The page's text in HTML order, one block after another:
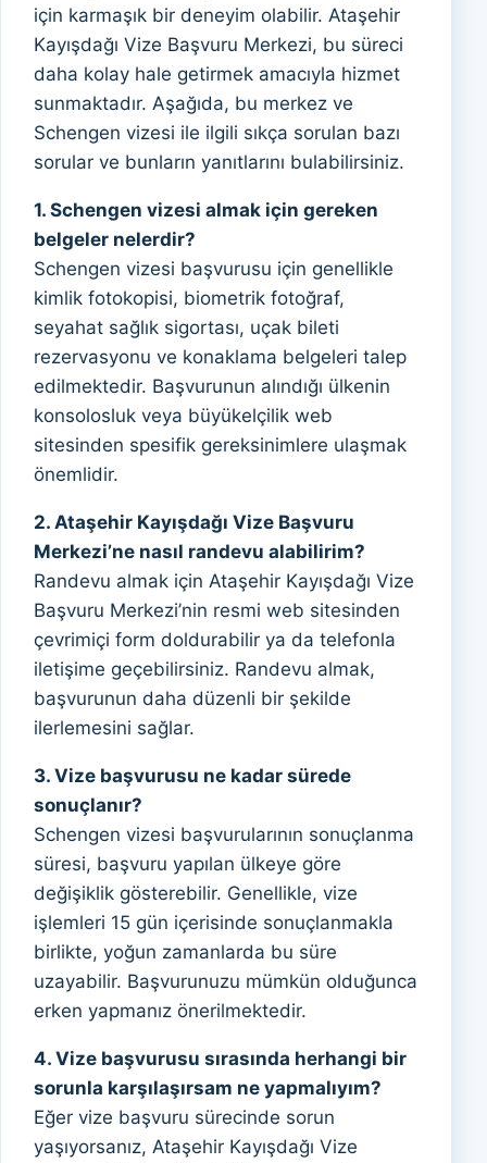
için karmaşık bir deneyim olabilir. Ataşehir
Kayışdağı Vize Başvuru Merkezi, bu süreci
daha kolay hale getirmek amacıyla hizmet
sunmaktadır. Aşağıda, bu merkez ve
Schengen vizesi ile ilgili sıkça sorulan bazı
sorular ve bunların yanıtlarını bulabilirsiniz.
1. Schengen vizesi almak için gereken
belgeler nelerdir?
Schengen vizesi başvurusu için genellikle
kimlik fotokopisi, biometrik fotoğraf,
seyahat sağlık sigortası, uçak bileti
rezervasyonu ve konaklama belgeleri talep
edilmektedir. Başvurunun alındığı ülkenin
konsolosluk veya büyükelçilik web
sitesinden spesifik gereksinimlere ulaşmak
önemlidir.
2. Ataşehir Kayışdağı Vize Başvuru
Merkezi’ne nasıl randevu alabilirim?
Randevu almak için Ataşehir Kayışdağı Vize
Başvuru Merkezi’nin resmi web sitesinden
çevrimiçi form doldurabilir ya da telefonla
iletişime geçebilirsiniz. Randevu almak,
başvurunun daha düzenli bir şekilde
ilerlemesini sağlar.
3. Vize başvurusu ne kadar sürede
sonuçlanır?
Schengen vizesi başvurularının sonuçlanma
süresi, başvuru yapılan ülkeye göre
değişiklik gösterebilir. Genellikle, vize
işlemleri 15 gün içerisinde sonuçlanmakla
birlikte, yoğun zamanlarda bu süre
uzayabilir. Başvurunuzu mümkün olduğunca
erken yapmanız önerilmektedir.
4. Vize başvurusu sırasında herhangi bir
sorunla karşılaşırsam ne yapmalıyım?
Eğer vize başvuru sürecinde sorun
yaşıyorsanız, Ataşehir Kayışdağı Vize